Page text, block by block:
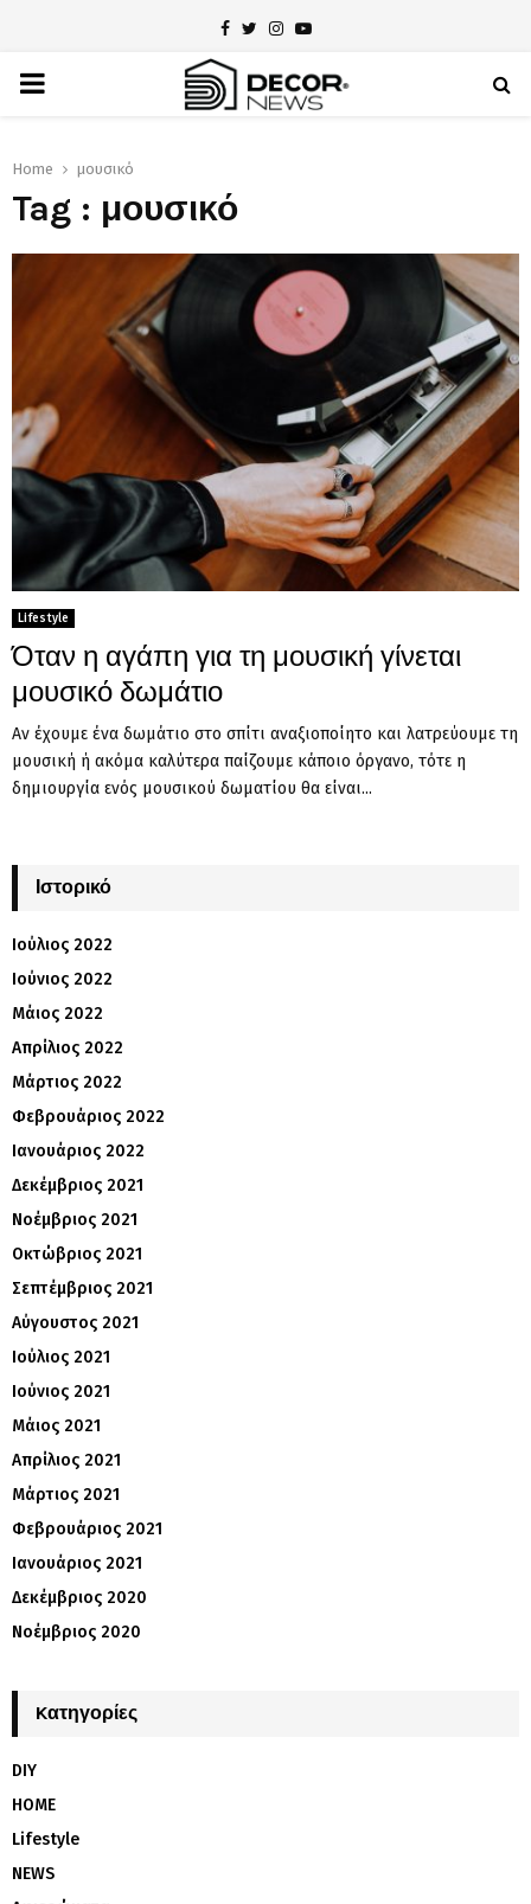
Facebook
TwitterInstagram
Youtube
PRIMARY
Home μουσικό
Tag : μουσικό
Lifestyle
Όταν η αγάπη για τη μουσική γίνεται
μουσικό δωμάτιο
Αν έχουμε ένα δωμάτιο στο σπίτι αναξιοποίητο και λατρεύουμε τη
μουσική ή ακόμα καλύτερα παίζουμε κάποιο όργανο, τότε η
δημιουργία ενός μουσικού δωματίου θα είναι...
Ιστορικό
Ιούλιος 2022
Ιούνιος 2022
Μάιος 2022
Απρίλιος 2022
Μάρτιος 2022
Φεβρουάριος 2022
Ιανουάριος 2022
Δεκέμβριος 2021
Νοέμβριος 2021
Οκτώβριος 2021
Σεπτέμβριος 2021
Αύγουστος 2021
Ιούλιος 2021
Ιούνιος 2021
Μάιος 2021
Απρίλιος 2021
Μάρτιος 2021
Φεβρουάριος 2021
Ιανουάριος 2021
Δεκέμβριος 2020
Νοέμβριος 2020
Kατηγορίες
DIY
HOME
Lifestyle
NEWS